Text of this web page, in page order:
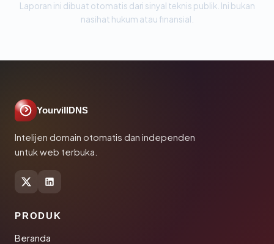
Laporan ini dibuat otomatis dari sinyal teknis publik. Ini bukan
nasihat hukum atau finansial.
YourvillDNS
Intelijen domain otomatis dan independen
untuk web terbuka.
PRODUK
Beranda